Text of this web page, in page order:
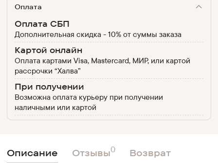
Оплата
Оплата СБП
Дополнительная скидка - 10% от суммы заказа
Картой онлайн
Оплата картами Visa, Mastercard, МИР, или картой
рассрочки “Халва”
При получении
Возможна оплата курьеру при получении
наличными или картой
Описание Отзывы0 Возврат